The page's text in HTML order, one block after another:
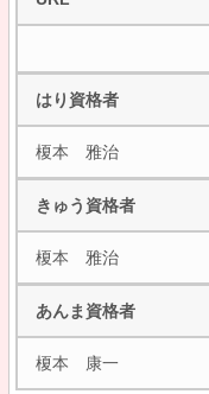
はり資格者
榎本 雅治
きゅう資格者
榎本 雅治
あんま資格者
榎本 康一